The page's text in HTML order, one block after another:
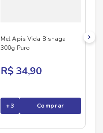
Mel Apis Vida Bisnaga
300g Puro
R$ 34,90
+3 Comprar